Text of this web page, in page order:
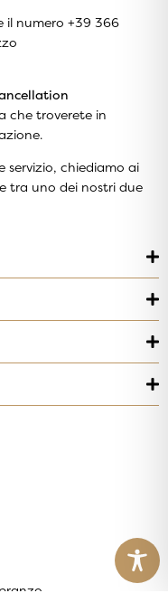
numero +39 366
che troverete in
servizio, chiediamo ai
tra uno dei nostri due